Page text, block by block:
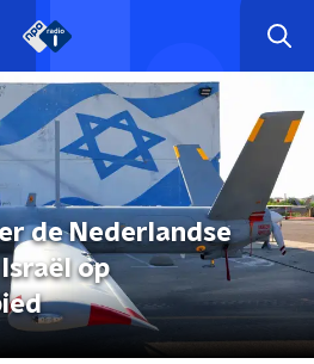
de Nederlandse
op